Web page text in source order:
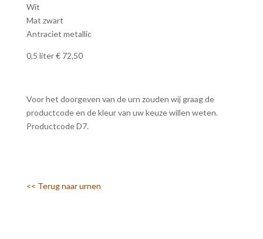
Wit
Mat zwart
Antraciet metallic
0,5 liter € 72,50
Voor het doorgeven van de urn zouden wij graag de
productcode en de kleur van uw keuze willen weten.
Productcode D7.
<< Terug naar urnen